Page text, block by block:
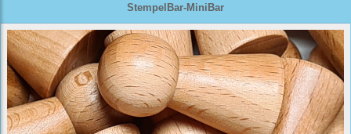
StempelBar-MiniBar